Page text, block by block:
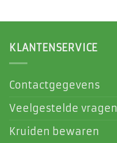
KLANTENSERVICE
Contactgegevens
Veelgestelde vragen
Kruiden bewaren